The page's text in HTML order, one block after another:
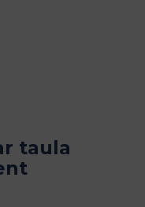
taula